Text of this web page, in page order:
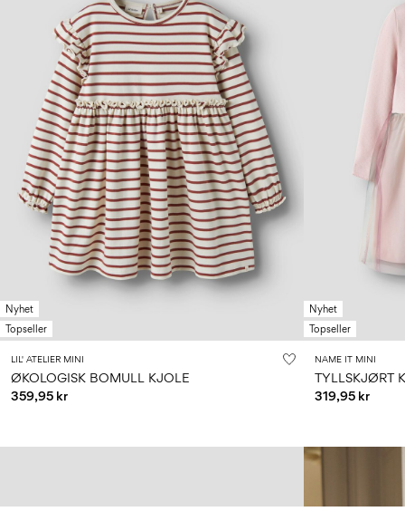
Nyhet
Topseller
LIL' ATELIER MINI
ØKOLOGISK BOMULL KJOLE
359,95 kr
Nyhet
Topseller
NAME IT MINI
TYLLSKJØRT
319,95 kr